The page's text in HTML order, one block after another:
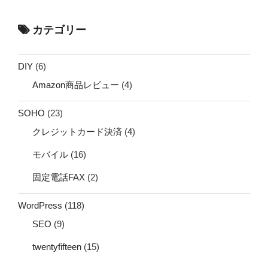
カテゴリー
DIY (6)
Amazon商品レビュー (4)
SOHO (23)
クレジットカード決済 (4)
モバイル (16)
固定電話FAX (2)
WordPress (118)
SEO (9)
twentyfifteen (15)